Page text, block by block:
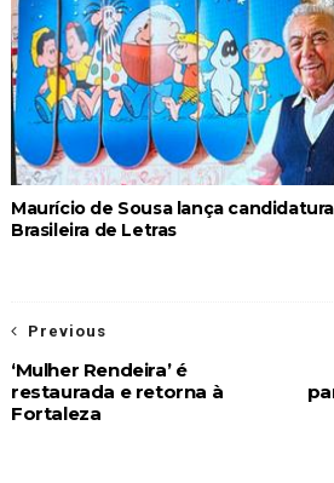
Maurício de Sousa lança
Brasileira de Letras
Previous
‘Mulher Rendeira’ é
restaurada e retorna à
Fortaleza